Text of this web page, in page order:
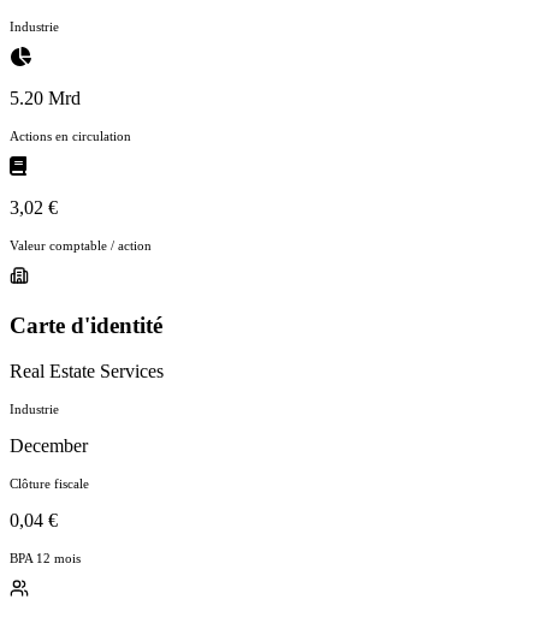
Industrie
5.20 Mrd
Actions en circulation
3,02 €
Valeur comptable / action
Carte d'identité
Real Estate Services
Industrie
December
Clôture fiscale
0,04 €
BPA 12 mois